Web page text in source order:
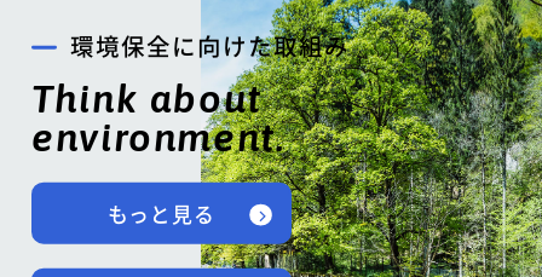
環境保全に向けた取組み
Think about
environment.
もっと見る